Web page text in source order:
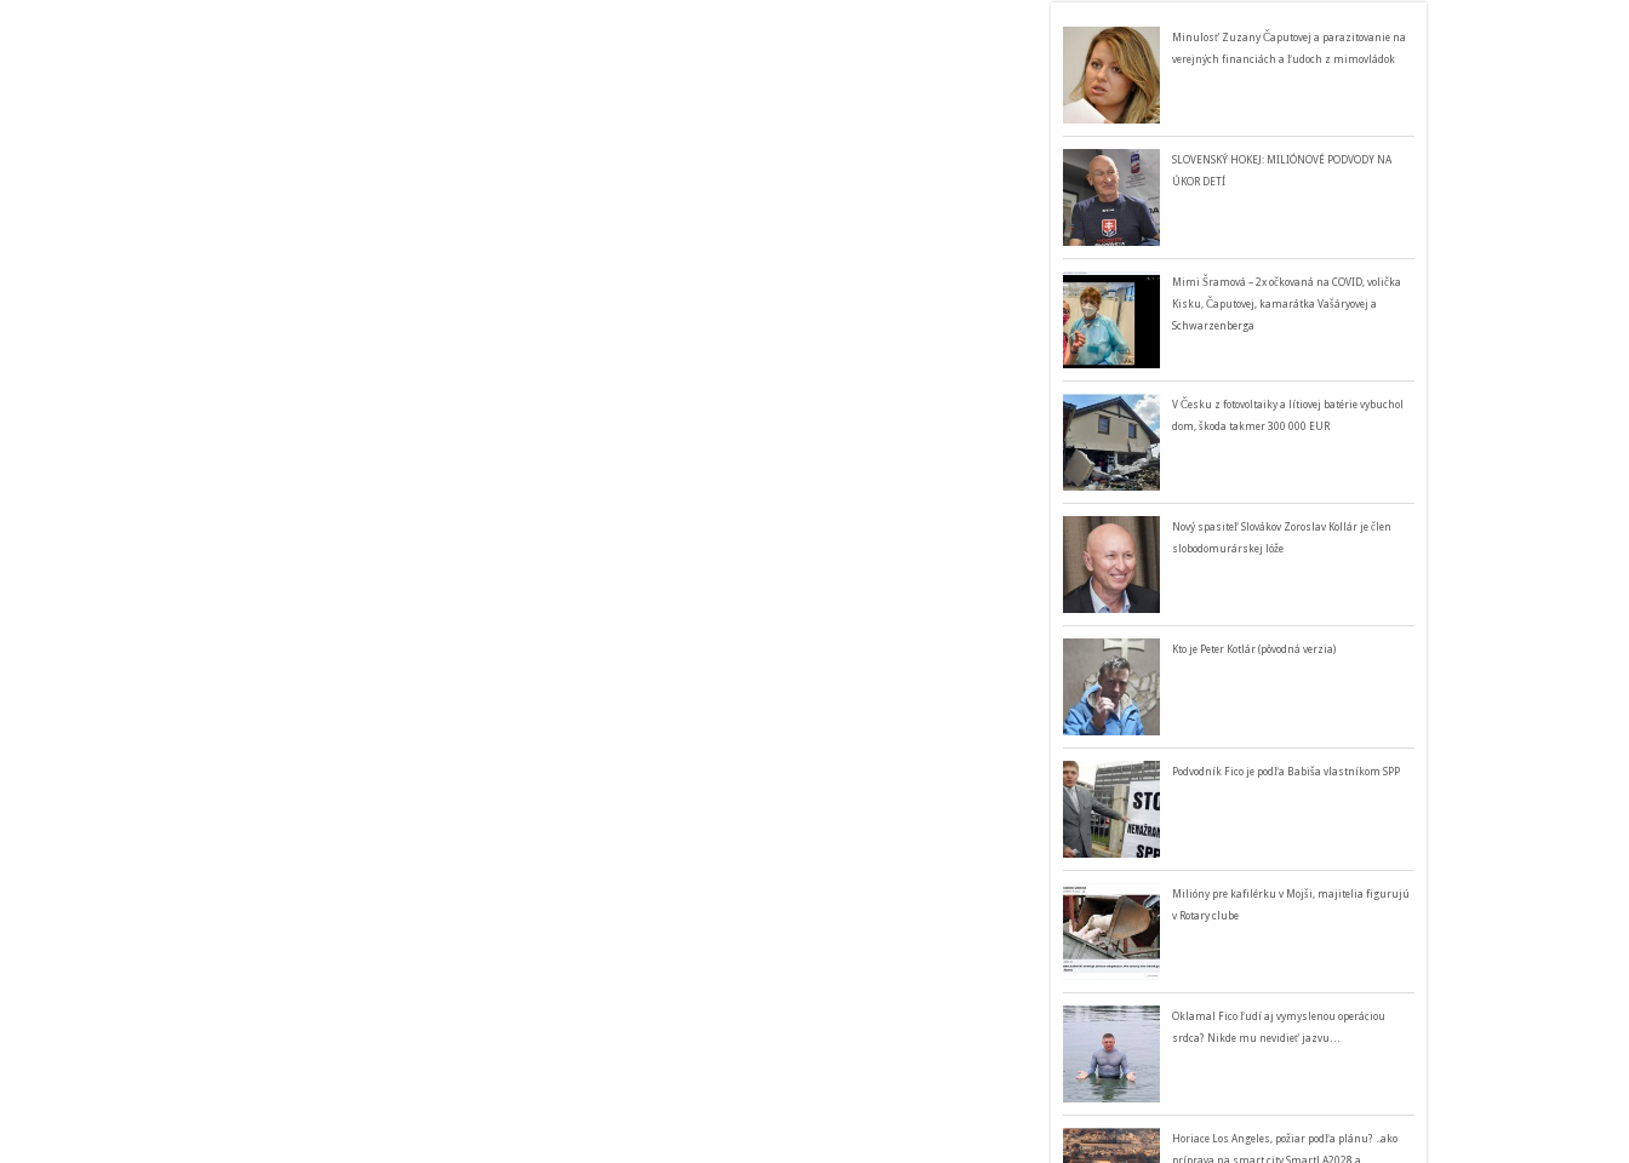
Minulosť Zuzany Čaputovej a parazitovanie na
verejných financiách a ľudoch z mimovládok
SLOVENSKÝ HOKEJ: MILIÓNOVÉ PODVODY NA
ÚKOR DETÍ
Mimi Šramová – 2x očkovaná na COVID, volička
Kisku, Čaputovej, kamarátka Vašáryovej a
Schwarzenberga
V Česku z fotovoltaiky a lítiovej batérie vybuchol
dom, škoda takmer 300 000 EUR
Nový spasiteľ Slovákov Zoroslav Kollár je člen
slobodomurárskej lóže
Kto je Peter Kotlár (pôvodná verzia)
Podvodník Fico je podľa Babiša vlastníkom SPP
Milióny pre kafilérku v Mojši, majitelia figurujú
v Rotary clube
Oklamal Fico ľudí aj vymyslenou operáciou
srdca? Nikde mu nevidieť jazvu…
Horiace Los Angeles, požiar podľa plánu? ..ako